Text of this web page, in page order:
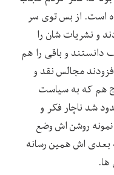
است. از بس توی سر
و نشریات شان را
دانستند و باقی را هم
مجالس نقد و
هم که به سیاست
شد ناچار فکر و
روشن اش وضع
بعدی اش همین رسانه